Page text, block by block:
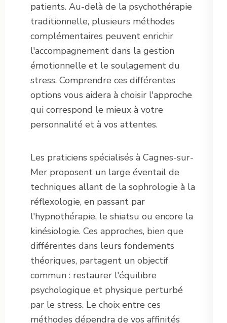
patients. Au-delà de la psychothérapie
traditionnelle, plusieurs méthodes
complémentaires peuvent enrichir
l'accompagnement dans la gestion
émotionnelle et le soulagement du
stress. Comprendre ces différentes
options vous aidera à choisir l'approche
qui correspond le mieux à votre
personnalité et à vos attentes.
Les praticiens spécialisés à Cagnes-sur-
Mer proposent un large éventail de
techniques allant de la sophrologie à la
réflexologie, en passant par
l'hypnothérapie, le shiatsu ou encore la
kinésiologie. Ces approches, bien que
différentes dans leurs fondements
théoriques, partagent un objectif
commun : restaurer l'équilibre
psychologique et physique perturbé
par le stress. Le choix entre ces
méthodes dépendra de vos affinités